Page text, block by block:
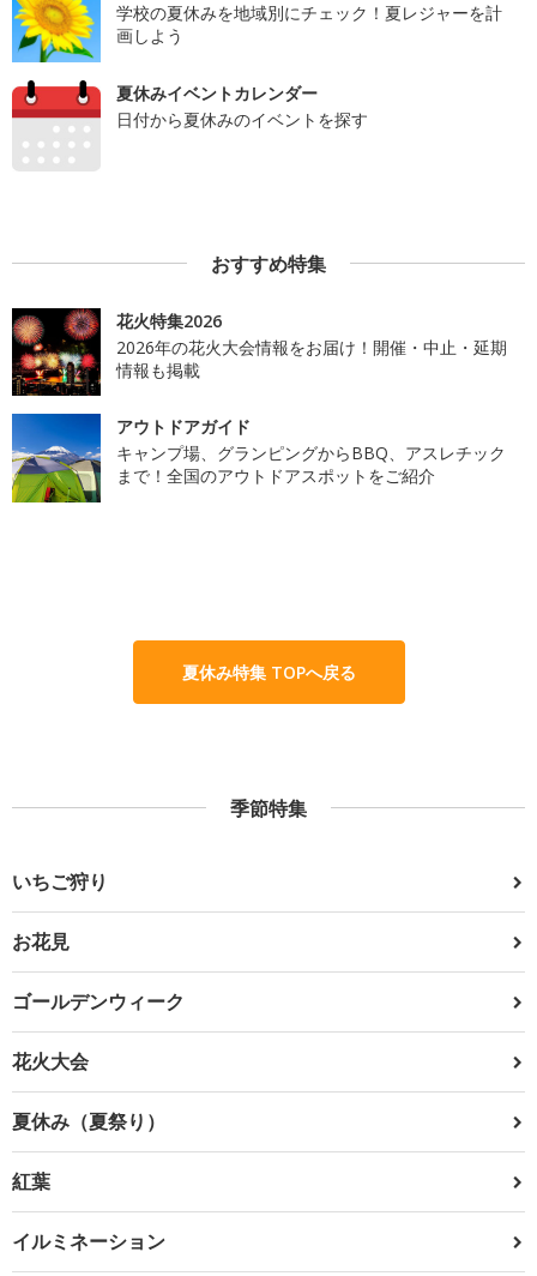
学校の夏休みを地域別にチェック！夏レジャーを計
画しよう
夏休みイベントカレンダー
日付から夏休みのイベントを探す
おすすめ特集
花火特集2026
2026年の花火大会情報をお届け！開催・中止・延期
情報も掲載
アウトドアガイド
キャンプ場、グランピングからBBQ、アスレチック
まで！全国のアウトドアスポットをご紹介
夏休み特集 TOPへ戻る
季節特集
いちご狩り
お花見
ゴールデンウィーク
花火大会
夏休み（夏祭り）
紅葉
イルミネーション